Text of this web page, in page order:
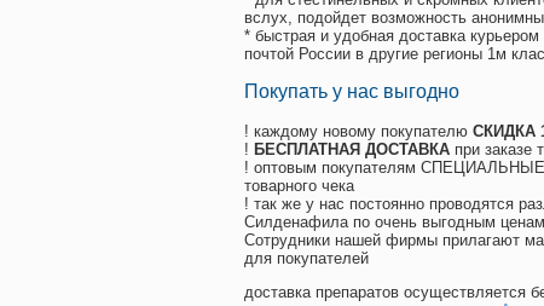
вслух, подойдет возможность
* быстрая и удобная доставка
почтой России в другие регионы 1м
Покупать у нас выгодно
! каждому новому покупателю СКИДКА
! БЕСПЛАТНАЯ ДОСТАВКА при заказе
! оптовым покупателям СПЕЦИАЛЬНЫЕ
товарного чека
! так же у нас постоянно проводятся
Силденафила по очень выгодным
Cотрудники нашей фирмы прилагают
для покупателей
доставка препаратов осуществляется